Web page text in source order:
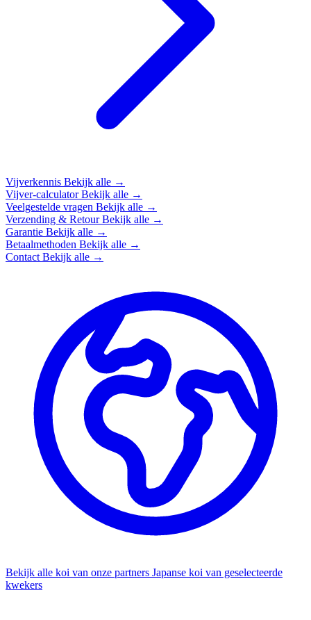
Vijverkennis Bekijk alle →
Vijver-calculatorBekijk alle →
Veelgestelde vragen Bekijk alle →
Verzending & RetourBekijk alle →
Garantie Bekijk alle →
Betaalmethoden Bekijk alle →
Contact Bekijk alle →
Bekijk alle koi van onze partners Japanse koi van geselecteerde
kwekers